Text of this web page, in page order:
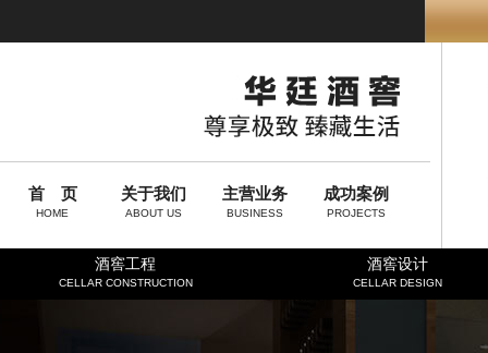
首 页
HOME
关于我们
ABOUT US
主营业务
BUSINESS
成功案例
PROJECTS
酒窖工程
CELLAR CONSTRUCTION
酒窖设计
CELLAR DESIGN